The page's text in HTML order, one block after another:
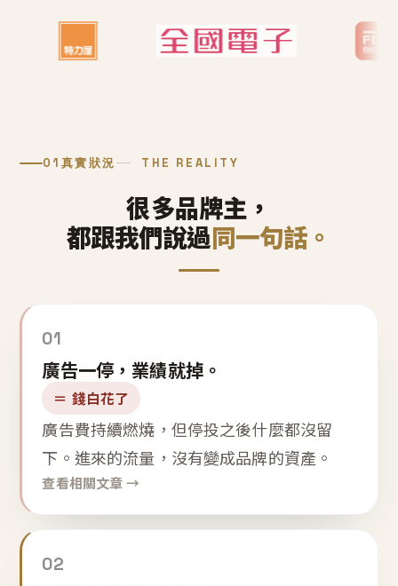
01 真實狀況 THE REALITY
很多品牌主，
都跟我們說過同一句話。
01
廣告一停，業績就掉。
＝ 錢白花了
廣告費持續燃燒，但停投之後什麼都沒留
下。進來的流量，沒有變成品牌的資產。
查看相關文章 →
02